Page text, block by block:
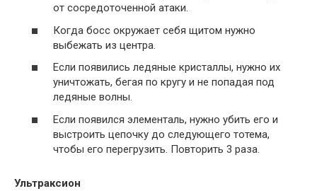
от сосредоточенной атаки.
Когда босс окружает себя щитом нужно
выбежать из центра.
Если появились ледяные кристаллы, нужно их
уничтожать, бегая по кругу и не попадая под
ледяные волны.
Если появился элементаль, нужно убить его и
выстроить цепочку до следующего тотема,
чтобы его перегрузить. Повторить 3 раза.
Ультраксион